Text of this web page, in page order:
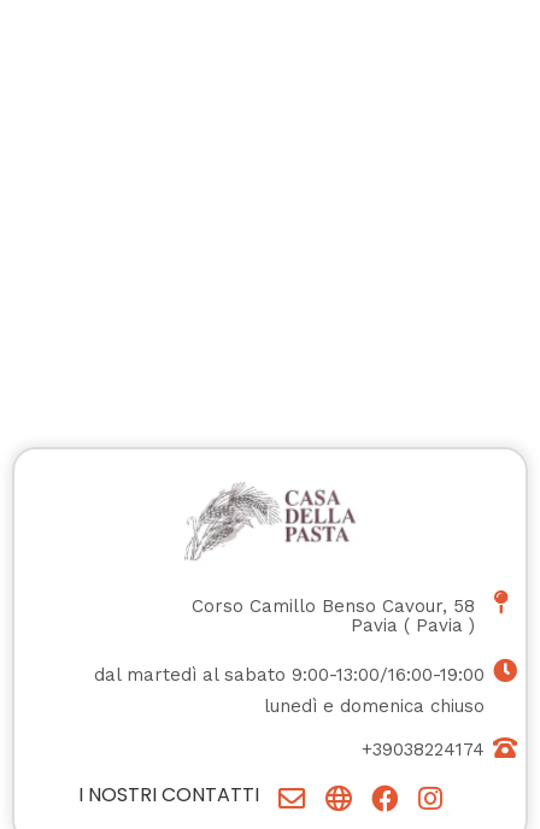
Corso Camillo Benso Cavour, 58
Pavia ( Pavia )
dal martedì al sabato 9:00-13:00/16:00-19:00
lunedì e domenica chiuso
+39038224174
I NOSTRI CONTATTI